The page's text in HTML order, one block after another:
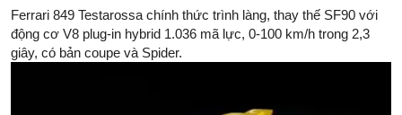
Ferrari 849 Testarossa chính thức trình làng, thay thế SF90 với
động cơ V8 plug-in hybrid 1.036 mã lực, 0-100 km/h trong 2,3
giây, có bản coupe và Spider.